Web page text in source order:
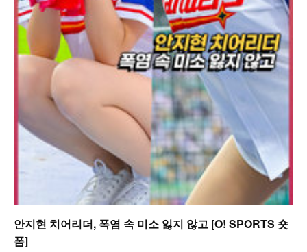
안지현 치어리더, 폭염 속 미소 잃지 않고 [O! SPORTS 숏
폼]